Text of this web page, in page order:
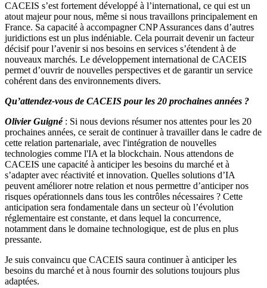
CACEIS s’est fortement développé à l’international, ce qui est un
atout majeur pour nous, même si nous travaillons principalement en
France. Sa capacité à accompagner CNP Assurances dans d’autres
juridictions est un plus indéniable. Cela pourrait devenir un facteur
décisif pour l’avenir si nos besoins en services s’étendent à de
nouveaux marchés. Le développement international de CACEIS
permet d’ouvrir de nouvelles perspectives et de garantir un service
cohérent dans des environnements divers.
Qu’attendez-vous de CACEIS pour les 20 prochaines années ?
Olivier Guigné: Si nous devions résumer nos attentes pour les 20
prochaines années, ce serait de continuer à travailler dans le cadre de
cette relation partenariale, avec l'intégration de nouvelles
technologies comme l'IA et la blockchain. Nous attendons de
CACEIS une capacité à anticiper les besoins du marché et à
s’adapter avec réactivité et innovation. Quelles solutions d’IA
peuvent améliorer notre relation et nous permettre d’anticiper nos
risques opérationnels dans tous les contrôles nécessaires ? Cette
anticipation sera fondamentale dans un secteur où l’évolution
réglementaire est constante, et dans lequel la concurrence,
notamment dans le domaine technologique, est de plus en plus
pressante.
Je suis convaincu que CACEIS saura continuer à anticiper les
besoins du marché et à nous fournir des solutions toujours plus
adaptées.